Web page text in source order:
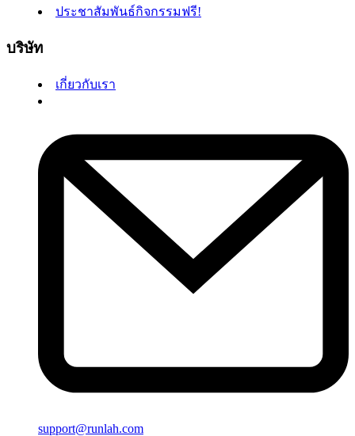
ประชาสัมพันธ์กิจกรรมฟรี!
บริษัท
เกี่ยวกับเรา
support@runlah.com